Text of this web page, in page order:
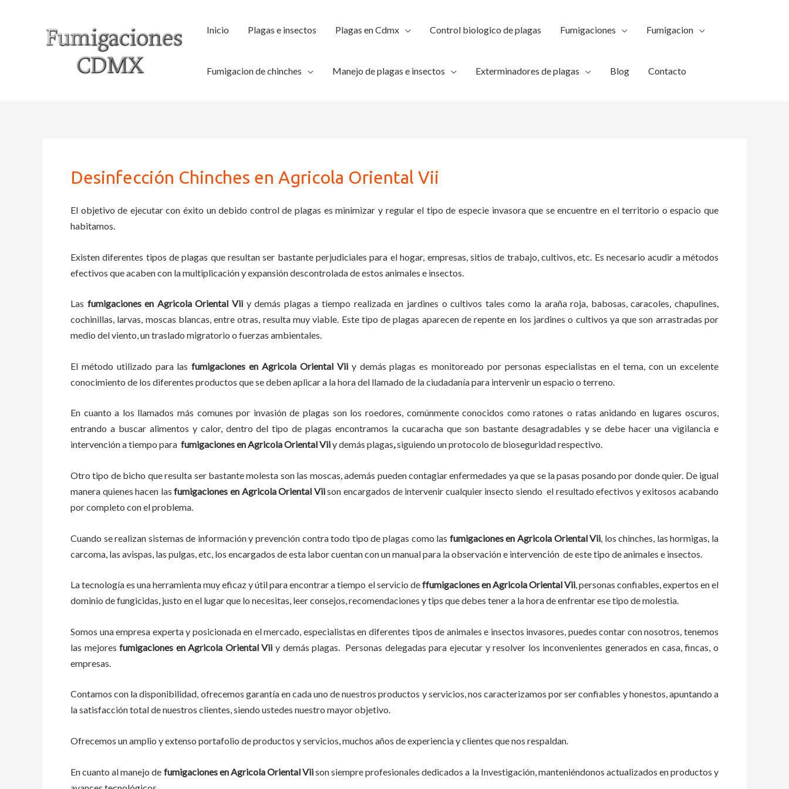
Inicio Plagas e insectos Plagas en Cdmx Control biologico de plagas Fumigaciones Fumigacion
Fumigacion de chinches Manejo de plagas e insectos Exterminadores de plagas Blog Contacto
Desinfección Chinches en Agricola Oriental Vii
El objetivo de ejecutar con éxito un debido control de plagas es minimizar y regular el tipo de especie invasora que se encuentre en el territorio o espacio que
habitamos.
Existen diferentes tipos de plagas que resultan ser bastante perjudiciales para el hogar, empresas, sitios de trabajo, cultivos, etc. Es necesario acudir a métodos
efectivos que acaben con la multiplicación y expansión descontrolada de estos animales e insectos.
Las fumigacionesen Agricola Oriental Vii y demás plagas atiempo realizada en jardines o cultivos tales como la araña roja, babosas, caracoles, chapulines,
cochinillas, larvas, moscas blancas, entre otras, resulta muy viable. Este tipo de plagas aparecen de repente en los jardines o cultivos ya que son arrastradas por
medio del viento, un traslado migratorio o fuerzas ambientales.
El método utilizado para las fumigaciones en Agricola Oriental Viiy demás plagas es monitoreado por personas especialistas en el tema, con un excelente
conocimiento de los diferentes productos que se deben aplicar a la hora del llamado de la ciudadanía para intervenir un espacio o terreno.
En cuanto a los llamados más comunes por invasión de plagas son los roedores, comúnmente conocidos como ratones o ratas anidando en lugares oscuros,
entrando a buscar alimentos y calor, dentro del tipo de plagas encontramos la cucaracha que son bastante desagradables y se debe hacer una vigilancia e
intervención a tiempo para fumigacionesenAgricola Oriental Viiy demás plagas,siguiendo un protocolo de bioseguridad respectivo.
Otro tipo de bicho que resulta ser bastante molesta son las moscas, además pueden contagiar enfermedades ya que se la pasas posando por donde quier. De igual
manera quienes hacen las fumigaciones en Agricola Oriental Viison encargados de intervenir cualquier insecto siendo el resultado efectivos y exitosos acabando
por completo con el problema.
Cuando se realizan sistemas de información y prevención contra todo tipo de plagas como las fumigacionesen Agricola Oriental Vii , los chinches, las hormigas, la
carcoma, las avispas, las pulgas, etc, los encargados de esta laborcuentan con un manual para la observación e intervención de este tipo de animales e insectos.
La tecnología es una herramienta muy eficaz y útil para encontrar a tiempo el servicio deffumigaciones en Agricola Oriental Vii, personas confiables, expertos en el
dominio de fungicidas, justo en el lugar que lo necesitas, leer consejos, recomendaciones y tips que debes tener a la hora de enfrentar ese tipo de molestia.
Somos una empresa experta y posicionada en el mercado, especialistas en diferentes tipos de animales e insectos invasores, puedes contar con nosotros, tenemos
las mejoresfumigaciones en Agricola Oriental Vii y demás plagas. Personas delegadas para ejecutar y resolver los inconvenientes generados en casa, fincas, o
empresas.
Contamos con la disponibilidad, ofrecemos garantía en cada uno de nuestros productos y servicios, nos caracterizamos por ser confiables y honestos, apuntando a
la satisfacción total de nuestros clientes, siendo ustedes nuestro mayor objetivo.
Ofrecemos un amplio y extenso portafolio de productos y servicios, muchos años de experiencia y clientes que nos respaldan.
En cuanto almanejo de fumigacionesen Agricola Oriental Viison siempre profesionales dedicados a la Investigación, manteniéndonos actualizados en productos y